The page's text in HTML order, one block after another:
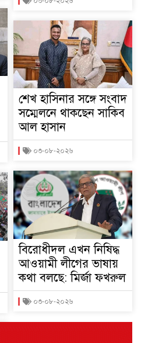
শেখ হাসিনার সঙ্গে সংবাদ
সম্মেলনে থাকছেন সাকিব
আল হাসান
০৩-০৮-২০২৬
বিরোধীদল এখন নিষিদ্ধ
আওয়ামী লীগের ভাষায়
কথা বলছে: মির্জা ফখরুল
০৩-০৮-২০২৬